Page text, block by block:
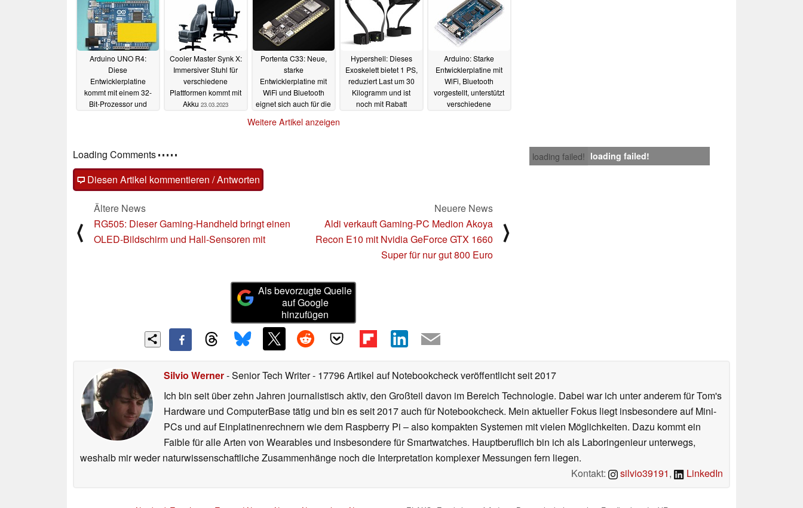
Arduino UNO R4:
Diese
Entwicklerplatine
kommt mit einem 32-
Bit-Prozessor und
Cooler Master Synk X:
Immersiver Stuhl für
verschiedene
Plattformen kommt mit
Akku 23.03.2023
Portenta C33: Neue,
starke
Entwicklerplatine mit
WiFi und Bluetooth
eignet sich auch für die
19.03.2023
Hypershell: Dieses
Exoskelett bietet 1 PS,
reduziert Last um 30
Kilogramm und ist
noch mit Rabatt
Arduino: Starke
Entwicklerplatine mit
WiFi, Bluetooth
vorgestellt, unterstützt
verschiedene
Weitere Artikel anzeigen
loading failed! loading failed!
Loading Comments
Diesen Artikel kommentieren / Antworten
⟨
Ältere News
RG505: Dieser Gaming-Handheld bringt einen
OLED-Bildschirm und Hall-Sensoren mit
Neuere News
Aldi verkauft Gaming-PC Medion Akoya
Recon E10 mit Nvidia GeForce GTX 1660
Super für nur gut 800 Euro
⟩
Als bevorzugte Quelle
auf Google
hinzufügen
Silvio Werner- Senior Tech Writer- 17796 Artikel auf Notebookcheck veröffentlichtseit 2017
Ich bin seit über zehn Jahren journalistisch aktiv, den Großteil davon im Bereich Technologie. Dabei war ich unter anderem für Tom's
Hardware und ComputerBase tätig und bin es seit 2017 auch für Notebookcheck. Mein aktueller Fokus liegt insbesondere auf Mini-
PCs und auf Einplatinenrechnern wie dem Raspberry Pi – also kompakten Systemen mit vielen Möglichkeiten. Dazu kommt ein
Faible für alle Arten von Wearables und insbesondere für Smartwatches. Hauptberuflich bin ich als Laboringenieur unterwegs,
weshalb mir weder naturwissenschaftliche Zusammenhänge noch die Interpretation komplexer Messungen fern liegen.
Kontakt:
silvio39191, LinkedIn